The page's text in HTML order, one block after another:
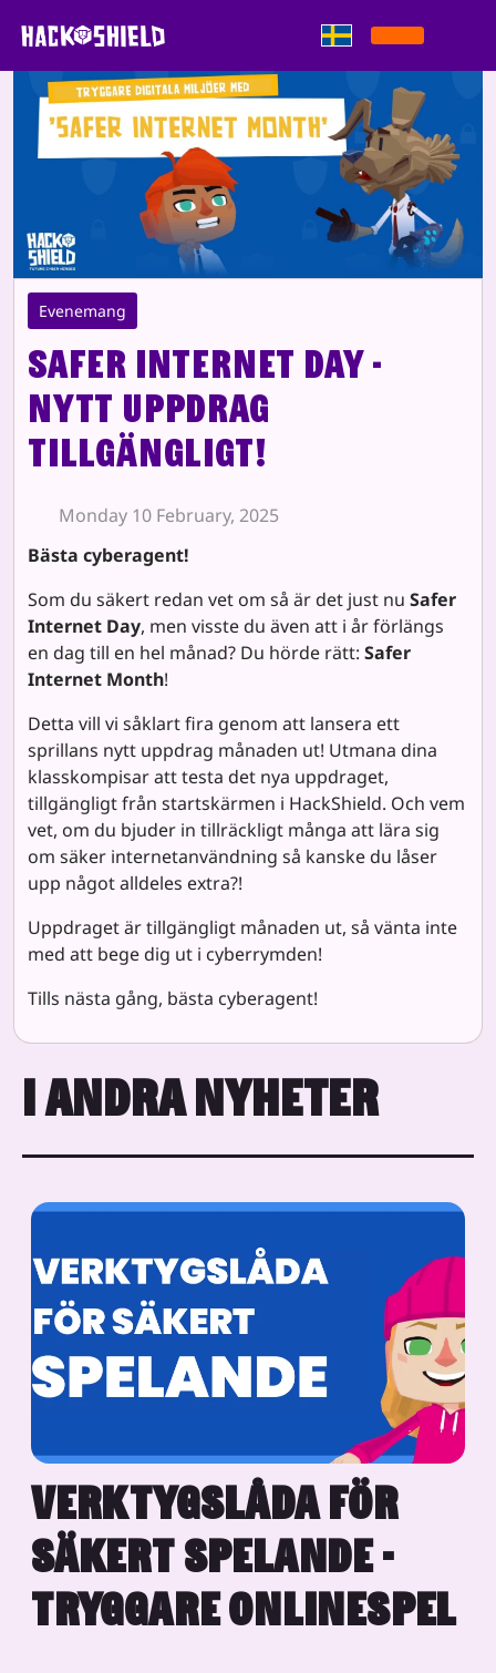
Evenemang
Safer Internet Day -
Nytt uppdrag
tillgängligt!
Monday 10 February, 2025
Bästa cyberagent!
Som du säkert redan vet om så är det just nu Safer
Internet Day, men visste du även att i år förlängs
en dag till en hel månad? Du hörde rätt: Safer
Internet Month!
Detta vill vi såklart fira genom att lansera ett
sprillans nytt uppdrag månaden ut! Utmana dina
klasskompisar att testa det nya uppdraget,
tillgängligt från startskärmen i HackShield. Och vem
vet, om du bjuder in tillräckligt många att lära sig
om säker internetanvändning så kanske du låser
upp något alldeles extra?!
Uppdraget är tillgängligt månaden ut, så vänta inte
med att bege dig ut i cyberrymden!
Tills nästa gång, bästa cyberagent!
I ANDRA NYHETER
VERKTYGSLÅDA FÖR
SÄKERT SPELANDE -
TRYGGARE ONLINESPEL